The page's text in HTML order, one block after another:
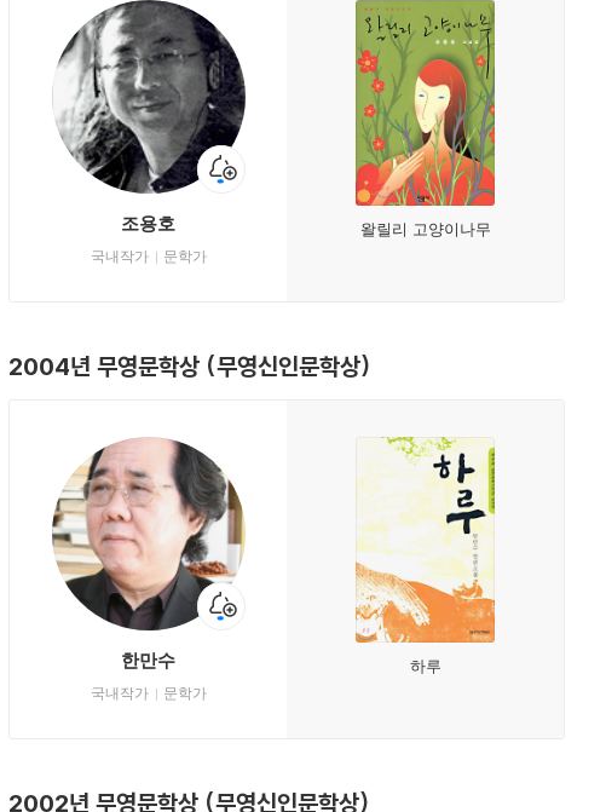
조용호
국내작가 문학가
왈릴리 고양이나무
2004년 무영문학상 (무영신인문학상)
한만수
국내작가 문학가
하루
2002년 무영문학상 (무영신인문학상)